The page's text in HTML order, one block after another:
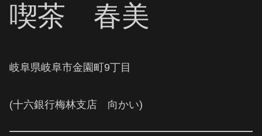
喫茶 春美
岐阜県岐阜市金園町9丁目
(十六銀行梅林支店 向かい)